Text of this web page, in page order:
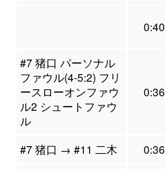
0:40
#7 猪口 パーソナル
ファウル(4-5:2) フリ
ースローオンファウ
ル2 シュートファウ
ル
0:36
#7 猪口 → #11 二木 0:36